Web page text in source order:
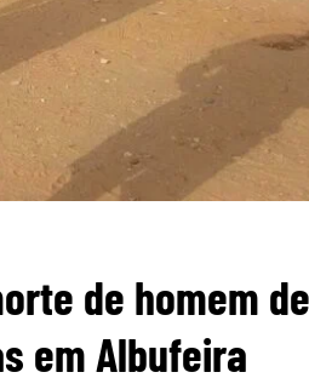
de homem de
em Albufeira